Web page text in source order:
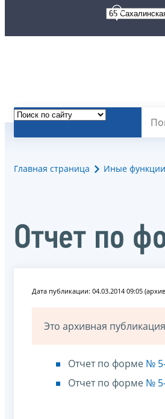
Главная страница Иные
Отчет по
Дата публикации: 04.03.2014 09:05
Это архивная
Отчет по форме №
Отчет по форме №